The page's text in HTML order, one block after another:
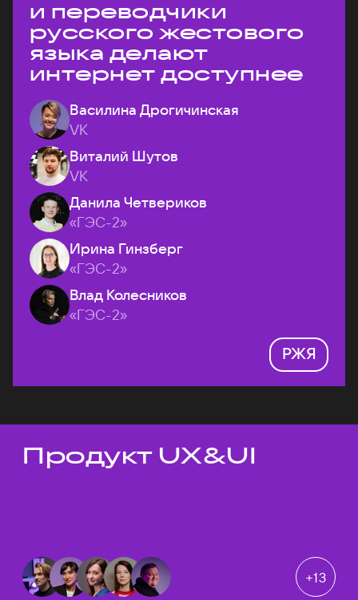
и переводчики
русского жестового
языка делают
интернет доступнее
Василина Дрогичинская
VK
Виталий Шутов
VK
Данила Четвериков
«ГЭС-2»
Ирина Гинзберг
«ГЭС-2»
Влад Колесников
«ГЭС-2»
РЖЯ
Темы докладов
Продукт UX&UI
+13